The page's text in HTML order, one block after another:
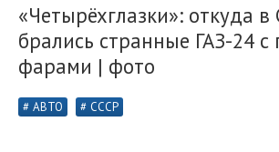
«Четырёхглазки»: откуда в
брались странные ГАЗ-24
фарами | фото
АВТО СССР